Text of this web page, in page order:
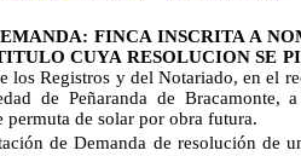
FINCA INSCRITA A
CUYA RESOLUCION SE
los Registros y del Notariado, en el
de Peñaranda de Bracamonte,
permuta de solar por obra futura.
Demanda de resolución de un